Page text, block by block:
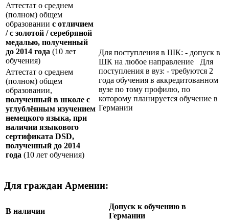
Аттестат о среднем
(полном) общем
образовании с отличием
/ с золотой / серебряной
медалью, полученный
до 2014 года (10 лет
обучения)
Для поступления в ШК: - допуск в
ШК на любое направление Для
поступления в вуз: - требуются 2
года обучения в аккредитованном
вузе по тому профилю, по
которому планируется обучение в
Германии
Аттестат о среднем
(полном) общем
образовании,
полученный в школе с
углублённым изучением
немецкого языка, при
наличии языкового
сертификата DSD,
полученный до 2014
года (10 лет обучения)
Для граждан Армении:
В наличии
Допуск к обучению в
Германии